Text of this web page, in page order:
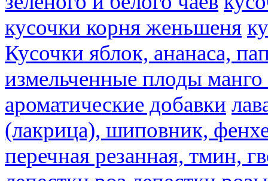
кусочки корня женьшеня
Кусочки яблок, ананаса,
измельченные плоды
ароматические добавки
(лакрица), шиповник,
перечная резанная, тмин,